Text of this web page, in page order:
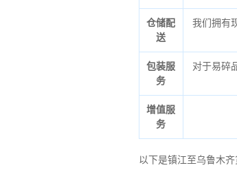
仓储配
送
我们拥有
包装服
务
对于易碎
增值服
务
以下是镇江至乌鲁木